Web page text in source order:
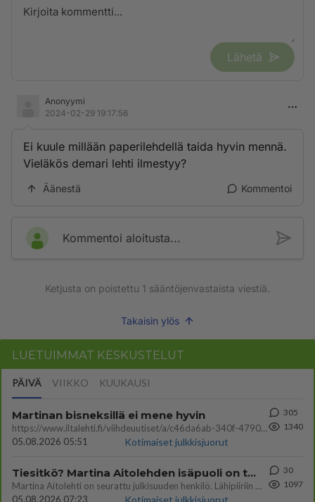
Lähetä
Anonyymi
2024-02-29 19:17:56
Ei kuule millään paperilehdellä taida hyvin mennä.
Vieläkös demari lehti ilmestyy?
Äänestä Kommentoi
Kommentoi aloitusta...
Ketjusta on poistettu 1 sääntöjenvastaista viestiä.
Takaisin ylös
LUETUIMMAT KESKUSTELUT
PÄIVÄ VIIKKO KUUKAUSI
Martinan bisneksillä ei mene hyvin
https://www.iltalehti.fi/viihdeuutiset/a/c46da6ab-340f-4790-aaa7-0865eed2336 Yrityksen konkurssihakemus on tullut kärä
05.08.2026 05:51
Kotimaiset julkkisjuorut
305
1340
Tiesitkö? Martina Aitolehden isäpuoli on tämä suosittu laulaja
Martina Aitolehti on seurattu julkisuuden henkilö. Lähipiiriin mahtuu muitakin tunnettuja henkilöitä. Tiesitkö, että Ma
05.08.2026 07:23
Kotimaiset julkkisjuorut
30
1097